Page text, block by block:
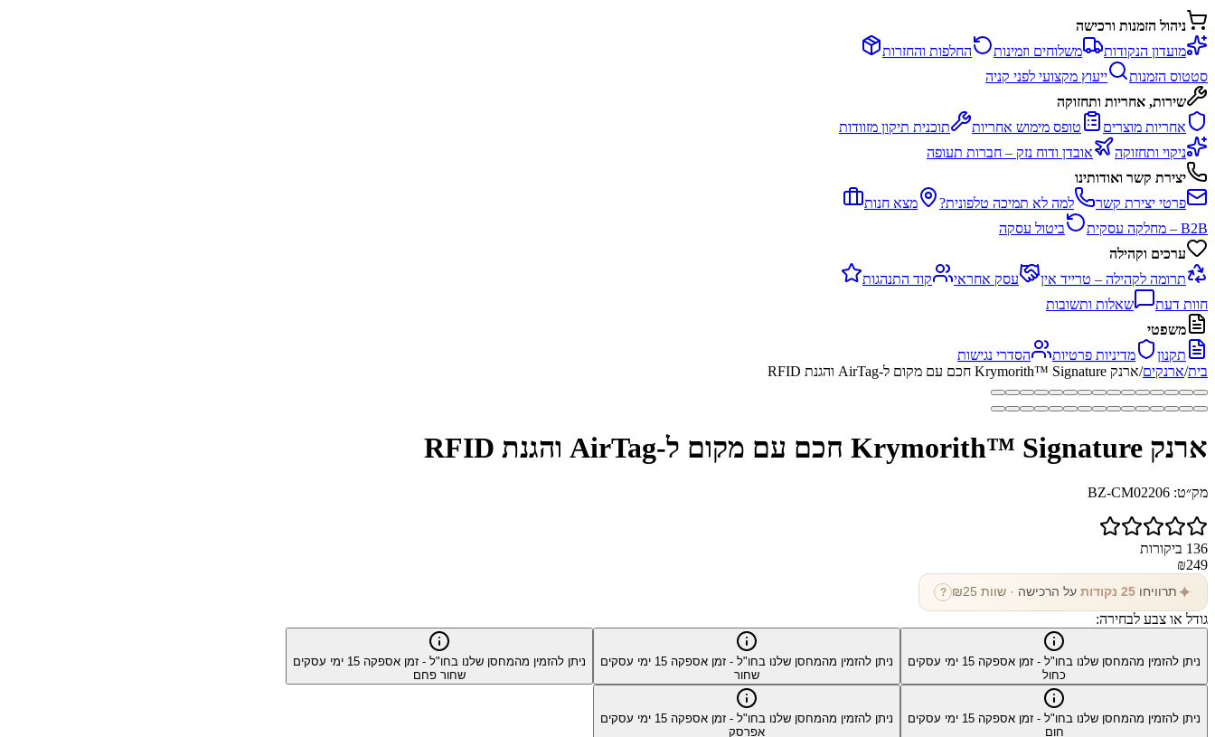
ניהול הזמנות ורכישה
מועדון הנקודות
משלוחים וזמינות
החלפות והחזרות
סטטוס הזמנות
ייעוץ מקצועי לפני קניה
שירות, אחריות ותחזוקה
אחריות מוצרים
טופס מימוש אחריות
תוכנית תיקון מזוודות
ניקוי ותחזוקה
אובדן ודוח נזק – חברות תעופה
יצירת קשר ואודותינו
פרטי יצירת קשר
למה לא תמיכה טלפונית?
מצא חנות
B2B – מחלקה עסקית
ביטול עסקה
ערכים וקהילה
תרומה לקהילה – טרייד אין
עסק אחראי
קוד התנהגות
חוות דעת
שאלות ותשובות
משפטי
תקנון
מדיניות פרטיות
הסדרי נגישות
בית/ארנקים/ארנק Krymorith™ Signature חכם עם מקום ל-AirTag והגנת RFID
ארנק Krymorith™ Signature חכם עם מקום ל-AirTag והגנת RFID
מק״ט: BZ-CM02206
136 ביקורות
₪249
✦ תרוויחו 25 נקודות על הרכישה · שוות ₪ 25
?
גודל או צבע לבחירה:
ניתן להזמין מהמחסן שלנו בחו"ל - זמן אספקה 15 ימי עסקים
כחול
ניתן להזמין מהמחסן שלנו בחו"ל - זמן אספקה 15 ימי עסקים
שחור
ניתן להזמין מהמחסן שלנו בחו"ל - זמן אספקה 15 ימי עסקים
שחור פחם
ניתן להזמין מהמחסן שלנו בחו"ל - זמן אספקה 15 ימי עסקים
חום
ניתן להזמין מהמחסן שלנו בחו"ל - זמן אספקה 15 ימי עסקים
אפרסק